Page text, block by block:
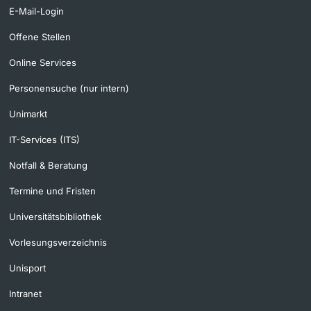
E-Mail-Login
Offene Stellen
Online Services
Personensuche (nur intern)
Unimarkt
IT-Services (ITS)
Notfall & Beratung
Termine und Fristen
Universitätsbibliothek
Vorlesungsverzeichnis
Unisport
Intranet